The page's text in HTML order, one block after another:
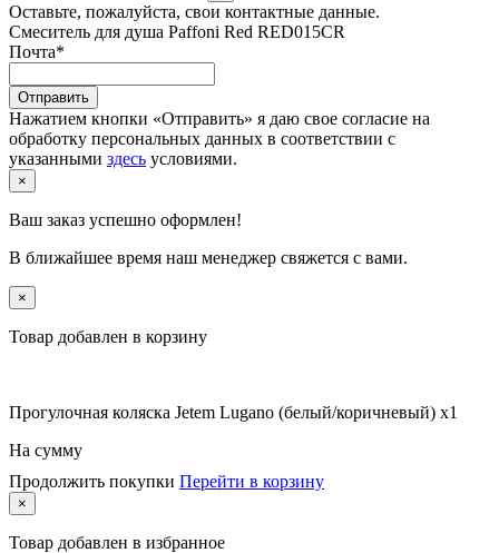
Оставьте, пожалуйста, свои контактные данные.
Смеситель для душа Paffoni Red RED015CR
Почта*
Отправить
Нажатием кнопки «Отправить» я даю свое согласие на
обработку персональных данных в соответствии с
указанными здесь условиями.
×
Ваш заказ успешно оформлен!
В ближайшее время наш менеджер свяжется с вами.
×
Товар добавлен в корзину
Прогулочная коляска Jetem Lugano (белый/коричневый) x1
На сумму
Продолжить покупки Перейти в корзину
×
Товар добавлен в избранное